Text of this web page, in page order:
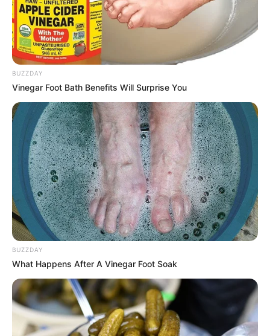
BUZZDAY
Vinegar Foot Bath Benefits Will Surprise You
BUZZDAY
What Happens After A Vinegar Foot Soak